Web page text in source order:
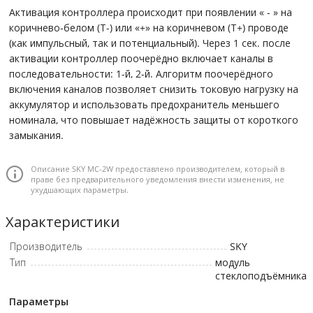
Активация контроллера происходит при появлении « - » на
коричнево-белом (Т-) или «+» на коричневом (Т+) проводе
(как импульсный, так и потенциальный). Через 1 сек. после
активации контроллер поочерёдно включает каналы в
последовательности: 1-й, 2-й. Алгоритм поочерёдного
включения каналов позволяет снизить токовую нагрузку на
аккумулятор и использовать предохранитель меньшего
номинала, что повышает надёжность защиты от короткого
замыкания.
Описание SKY MC-2W предоставлено производителем, который в
праве без предварительного уведомления внести изменения, не
ухудшающих параметры.
Характеристики
Производитель
SKY
Тип
модуль
стеклоподъёмника
Параметры